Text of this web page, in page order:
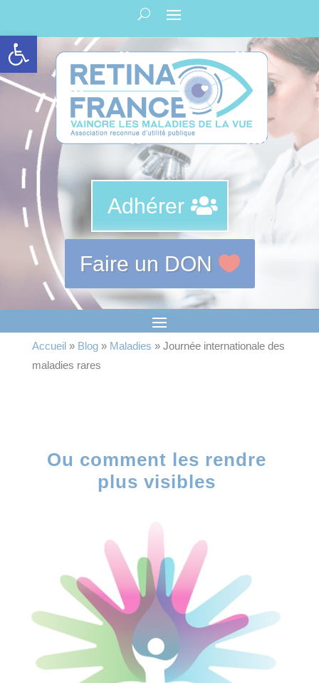
Panneau de gestion des cookies
Ouvrir la barre d’outils
Adhérer
Faire un DON
Accueil» Blog» Maladies » Journée internationale des
maladies rares
Ou comment les rendre
plus visibles